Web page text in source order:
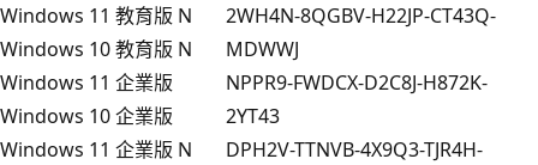
Windows 11 教育版 N
Windows 10 教育版 N
2WH4N-8QGBV-H22JP-CT43Q-
MDWWJ
Windows 11 企業版
Windows 10 企業版
NPPR9-FWDCX-D2C8J-H872K-
2YT43
Windows 11 企業版 N
DPH2V-TTNVB-4X9Q3-TJR4H-